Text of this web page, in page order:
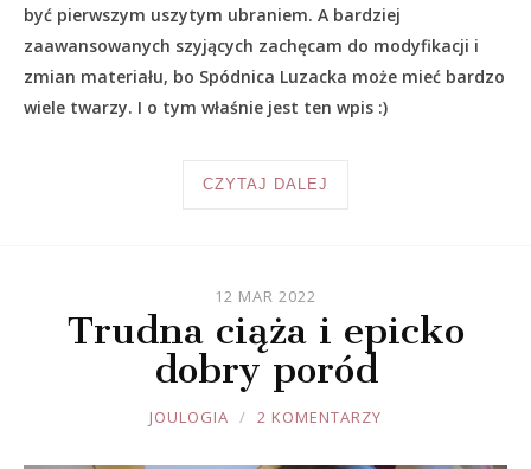
być pierwszym uszytym ubraniem. A bardziej
zaawansowanych szyjących zachęcam do modyfikacji i
zmian materiału, bo Spódnica Luzacka może mieć bardzo
wiele twarzy. I o tym właśnie jest ten wpis :)
CZYTAJ DALEJ
12 MAR 2022
Trudna ciąża i epicko
dobry poród
JOULE
JOULOGIA 2 KOMENTARZY